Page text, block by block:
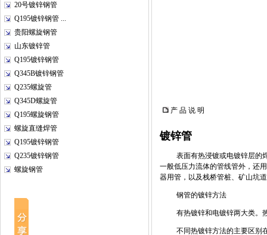
20号镀锌钢管
Q195镀锌钢管 ...
贵阳螺旋钢管
山东镀锌管
Q195镀锌钢管
Q345B镀锌钢管
Q235螺旋管
Q345D螺旋管
Q195螺旋钢管
螺旋直缝焊管
Q195镀锌钢管
Q235镀锌钢管
螺旋钢管
产 品 说 明
镀锌管
表面有热浸镀或电镀锌层的
一般低压力流体的管线管外，还
器用管，以及栈桥管桩、矿山坑
钢管的镀锌方法
有热镀锌和电镀锌两大类。
不同热镀锌方法的主要区别